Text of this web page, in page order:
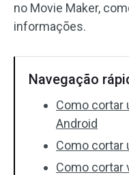
Girar/Inverter
Sem marca d'água
no Movie Maker,
informações.
Navegação
Como cortar
Android
Como cortar
Como cortar